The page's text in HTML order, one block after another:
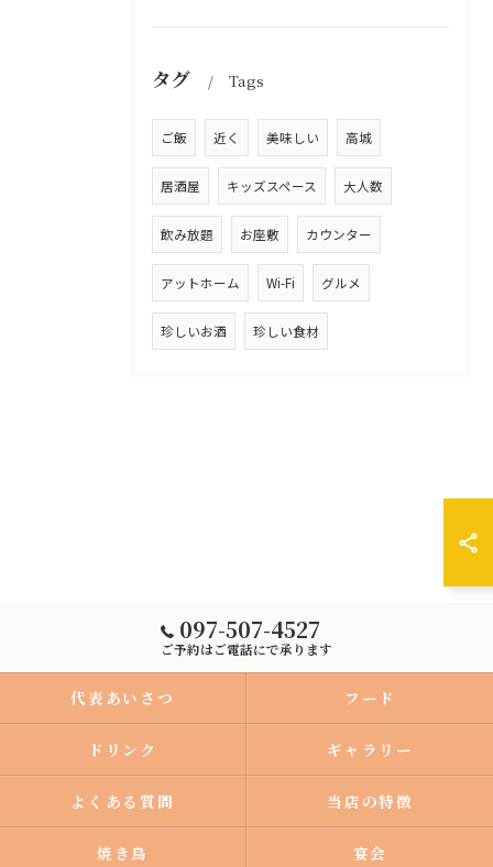
タグ Tags
ご飯 近く 美味しい 高城
居酒屋 キッズスペース 大人数
飲み放題 お座敷 カウンター
アットホーム Wi-Fi グルメ
珍しいお酒 珍しい食材
097-507-4527
ご予約はご電話にで承ります
代表あいさつ フード
ドリンク ギャラリー
よくある質問 当店の特徴
焼き鳥 宴会